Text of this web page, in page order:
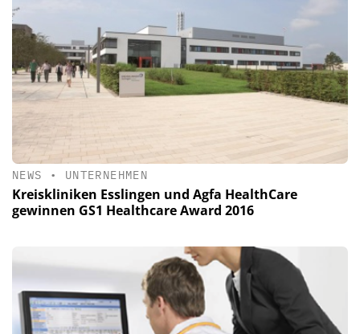
NEWS • UNTERNEHMEN
Kreiskliniken Esslingen und Agfa HealthCare
gewinnen GS1 Healthcare Award 2016